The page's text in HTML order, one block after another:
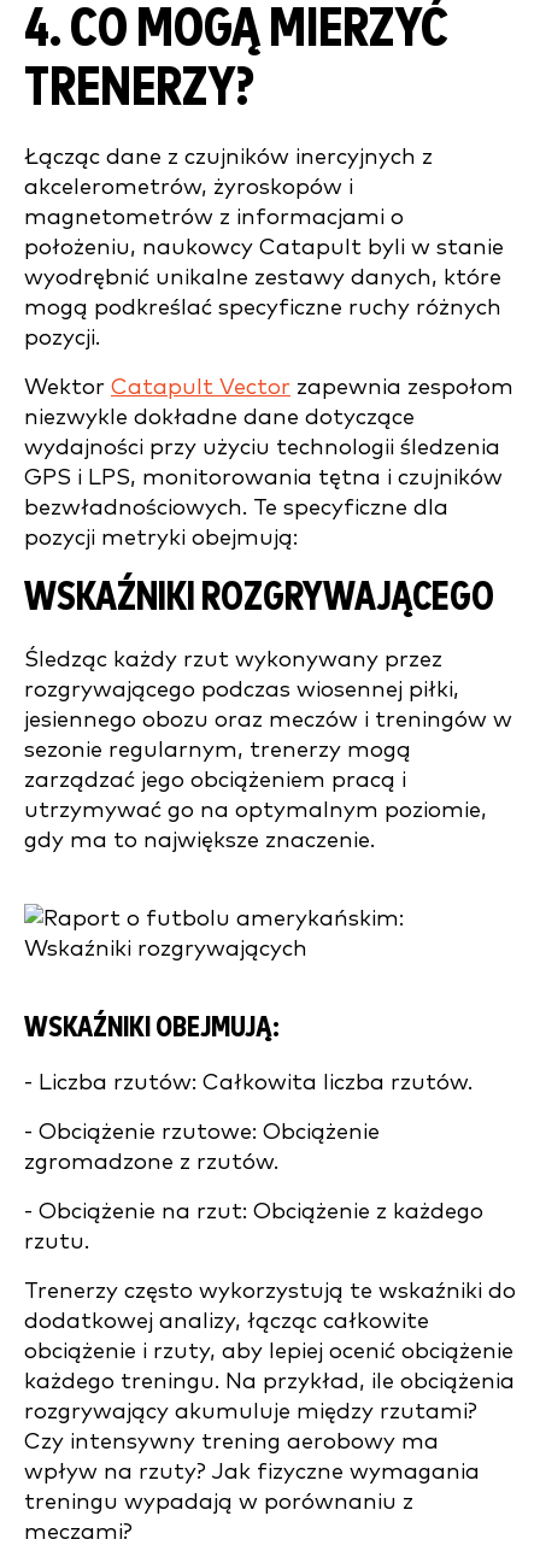
4. CO MOGĄ MIERZYĆ
TRENERZY?
Łącząc dane z czujników inercyjnych z
akcelerometrów, żyroskopów i
magnetometrów z informacjami o
położeniu, naukowcy Catapult byli w stanie
wyodrębnić unikalne zestawy danych, które
mogą podkreślać specyficzne ruchy różnych
pozycji.
Wektor Catapult Vector zapewnia zespołom
niezwykle dokładne dane dotyczące
wydajności przy użyciu technologii śledzenia
GPS i LPS, monitorowania tętna i czujników
bezwładnościowych. Te specyficzne dla
pozycji metryki obejmują:
WSKAŹNIKI ROZGRYWAJĄCEGO
Śledząc każdy rzut wykonywany przez
rozgrywającego podczas wiosennej piłki,
jesiennego obozu oraz meczów i treningów w
sezonie regularnym, trenerzy mogą
zarządzać jego obciążeniem pracą i
utrzymywać go na optymalnym poziomie,
gdy ma to największe znaczenie.
WSKAŹNIKI OBEJMUJĄ:
- Liczba rzutów: Całkowita liczba rzutów.
- Obciążenie rzutowe: Obciążenie
zgromadzone z rzutów.
- Obciążenie na rzut: Obciążenie z każdego
rzutu.
Trenerzy często wykorzystują te wskaźniki do
dodatkowej analizy, łącząc całkowite
obciążenie i rzuty, aby lepiej ocenić obciążenie
każdego treningu. Na przykład, ile obciążenia
rozgrywający akumuluje między rzutami?
Czy intensywny trening aerobowy ma
wpływ na rzuty? Jak fizyczne wymagania
treningu wypadają w porównaniu z
meczami?